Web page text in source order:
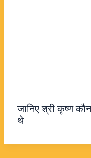
जानिए श्री कृष्ण
थे